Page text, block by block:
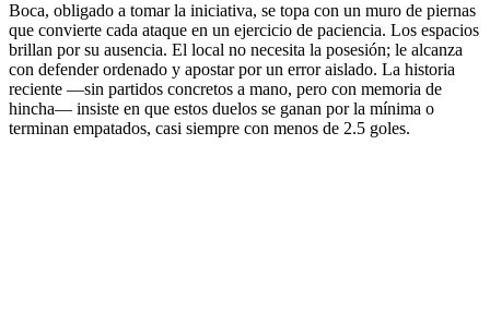
Boca, obligado a tomar la iniciativa, se topa con un muro de piernas
que convierte cada ataque en un ejercicio de paciencia. Los espacios
brillan por su ausencia. El local no necesita la posesión; le alcanza
con defender ordenado y apostar por un error aislado. La historia
reciente —sin partidos concretos a mano, pero con memoria de
hincha— insiste en que estos duelos se ganan por la mínima o
terminan empatados, casi siempre con menos de 2.5 goles.